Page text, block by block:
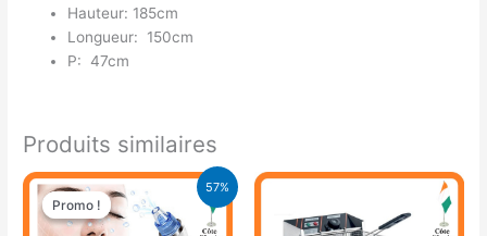
Hauteur: 185cm
Longueur: 150cm
P: 47cm
Produits similaires
57%
Promo !
Promo !
Le
prix
initial
était :
Le
actuel
est :